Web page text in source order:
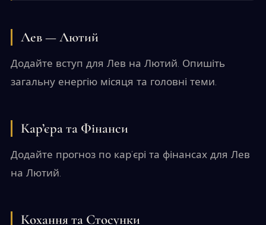
Лев — Лютий
Додайте вступ для Лев на Лютий. Опишіть
загальну енергію місяця та головні теми.
Кар’єра та Фінанси
Додайте прогноз по кар’єрі та фінансах для Лев
на Лютий.
Кохання та Стосунки